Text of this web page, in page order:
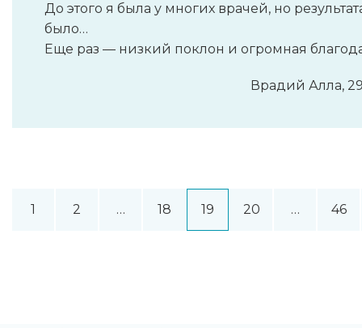
До этого я была у многих врачей, но
было…
Еще раз — низкий поклон и огромная
Врадий Алла,
1 2 … 18 19 20 … 46